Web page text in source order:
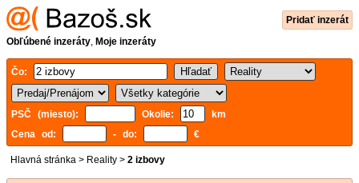
Pridať inzerát
Obľúbené inzeráty, Moje inzeráty
Čo:
PSČ (miesto): Okolie:
km
Cena od:
- do: €
Hlavná stránka > Reality > 2 izbovy